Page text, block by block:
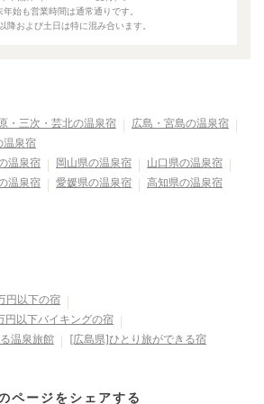
年始も営業時間は通常通りです。
降および土日は特に混み合います。
・三次・芸北の温泉宿
広島・宮島の温泉宿
温泉宿
温泉宿 岡山県の温泉宿
山口県の温泉宿
温泉宿 愛媛県の温泉宿 高知県の温泉宿
円以下の宿
円以下バイキングの宿
温泉旅館
[広島県]ひとり旅ができる宿
ページをシェアする